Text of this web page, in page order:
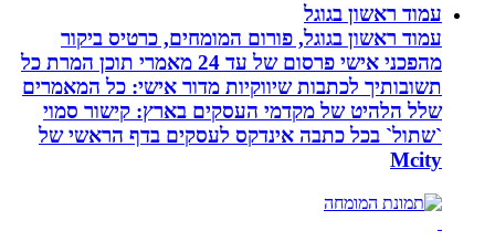
עמוד ראשון בגוגל
עמוד ראשון בגוגל, פורום המומחים, כרטיס ביקור
מהפכני אישי פרסום של עד 24 מאמרי תוכן המרת כל
תשובותיך לכתבות שיווקיות מדור אישי: כל המאמרים
שלל הלהיט של מקדמי העסקים בארץ: קישור סמוי
`שתול` בכל כתבה אינדקס לעסקים בדף הראשי של
Mcity